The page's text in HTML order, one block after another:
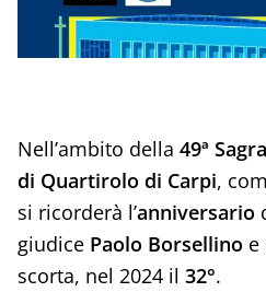
Nell’ambito della 49ª Sagra
di Quartirolo di Carpi,
si ricorderà l’anniversario
giudice Paolo Borsellino e
scorta, nel 2024 il 32°.